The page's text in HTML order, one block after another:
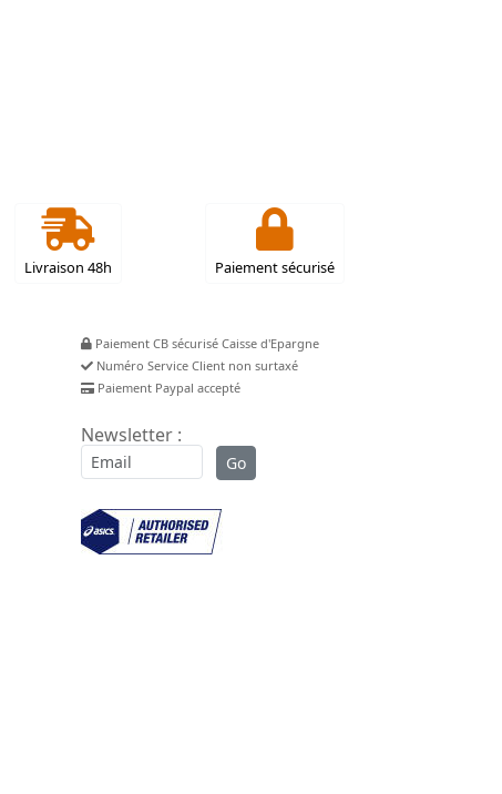
Livraison 48h Paiement sécurisé
Paiement CB sécurisé Caisse d'Epargne
Numéro Service Client non surtaxé
Paiement Paypal accepté
Newsletter :